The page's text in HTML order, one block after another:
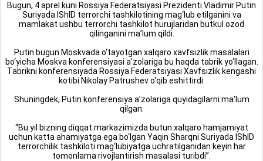
Bugun, 4 aprel kuni Rossiya Federatsiyasi Prezidenti Vladimir Putin
Suriyada IShID terrorchi tashkilotining mag‘lub etilganini va
mamlakat ushbu terrorchi tashkilot hurujlaridan butkul ozod
qilinganini ma’lum qildi.
Putin bugun Moskvada o‘tayotgan xalqaro xavfsizlik masalalari
bo‘yicha Moskva konferensiyasi a’zolariga bu haqda tabrik yo‘llagan.
Tabrikni konferensiyada Rossiya Federatsiyasi Xavfsizlik kengashi
kotibi Nikolay Patrushev o‘qib eshittirdi.
Shuningdek, Putin konferensiya a’zolariga quyidagilarni ma’lum
qilgan:
“Bu yil bizning diqqat markazimizda butun xalqaro hamjamiyat
uchun katta ahamiyatga ega bo‘lgan Yaqin Sharqni Suriyada IShID
terrorchilik tashkiloti mag‘lubiyatga uchratilganidan keyin har
tomonlama rivojlantirish masalasi turibdi”.